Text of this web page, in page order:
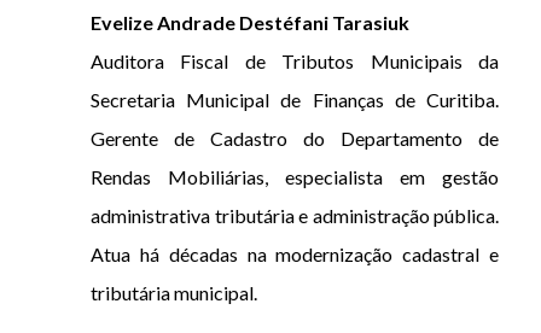
Evelize Andrade Destéfani Tarasiuk
Auditora Fiscal de Tributos Municipais da
Secretaria Municipal de Finanças de Curitiba.
Gerente de Cadastro do Departamento de
Rendas Mobiliárias, especialista em gestão
administrativa tributária e administração pública.
Atua há décadas na modernização cadastral e
tributária municipal.